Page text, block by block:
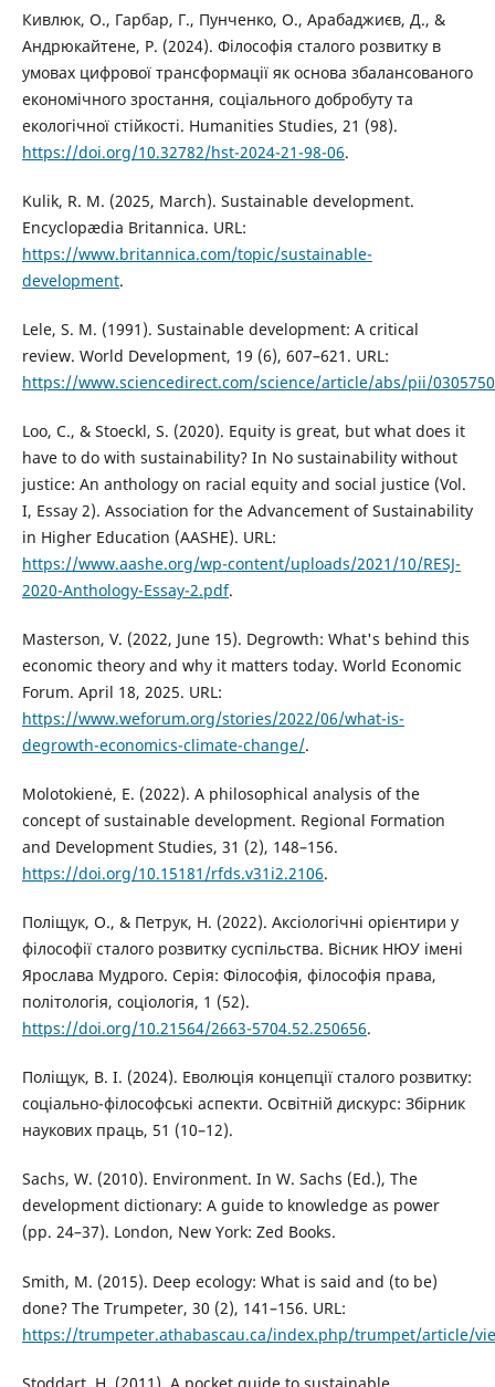
Кивлюк, О., Гарбар, Г., Пунченко, О., Арабаджиєв, Д., &
Андрюкайтене, Р. (2024). Філософія сталого розвитку в
умовах цифрової трансформації як основа збалансованого
економічного зростання, соціального добробуту та
екологічної стійкості. Humanities Studies, 21 (98).
https://doi.org/10.32782/hst-2024-21-98-06.
Kulik, R. M. (2025, March). Sustainable development.
Encyclopædia Britannica. URL:
https://www.britannica.com/topic/sustainable-
development.
Lele, S. M. (1991). Sustainable development: A critical
review. World Development, 19 (6), 607–621. URL:
https://www.sciencedirect.com/science/article/abs/pii/
Loo, C., & Stoeckl, S. (2020). Equity is great, but what does it
have to do with sustainability? In No sustainability without
justice: An anthology on racial equity and social justice (Vol.
I, Essay 2). Association for the Advancement of Sustainability
in Higher Education (AASHE). URL:
https://www.aashe.org/wp-content/uploads/2021/10/RESJ-
2020-Anthology-Essay-2.pdf.
Masterson, V. (2022, June 15). Degrowth: What's behind this
economic theory and why it matters today. World Economic
Forum. April 18, 2025. URL:
https://www.weforum.org/stories/2022/06/what-is-
degrowth-economics-climate-change/.
Molotokienė, E. (2022). A philosophical analysis of the
concept of sustainable development. Regional Formation
and Development Studies, 31 (2), 148–156.
https://doi.org/10.15181/rfds.v31i2.2106.
Поліщук, О., & Петрук, Н. (2022). Аксіологічні орієнтири у
філософії сталого розвитку суспільства. Вісник НЮУ імені
Ярослава Мудрого. Серія: Філософія, філософія права,
політологія, соціологія, 1 (52).
https://doi.org/10.21564/2663-5704.52.250656.
Поліщук, В. І. (2024). Еволюція концепції сталого розвитку:
соціально-філософські аспекти. Освітній дискурс: Збірник
наукових праць, 51 (10–12).
Sachs, W. (2010). Environment. In W. Sachs (Ed.), The
development dictionary: A guide to knowledge as power
(pp. 24–37). London, New York: Zed Books.
Smith, M. (2015). Deep ecology: What is said and (to be)
done? The Trumpeter, 30 (2), 141–156. URL:
https://trumpeter.athabascau.ca/index.php/trumpet/article/
Stoddart, H. (2011). A pocket guide to sustainable